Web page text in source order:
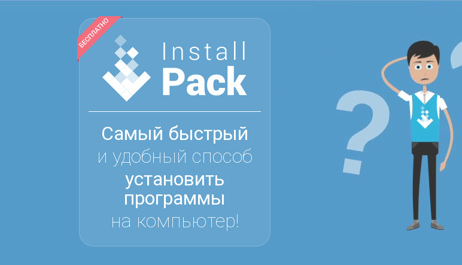
Самый быстрый
и удобный способ
установить
программы
на компьютер!